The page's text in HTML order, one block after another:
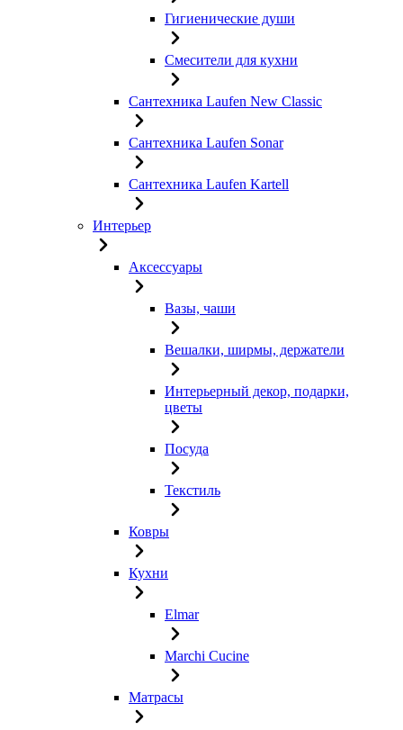
Гигиенические души
Смесители для кухни
Сантехника Laufen New Classic
Сантехника Laufen Sonar
Сантехника Laufen Kartell
Интерьер
Аксессуары
Вазы, чаши
Вешалки, ширмы, держатели
Интерьерный декор, подарки,
цветы
Посуда
Текстиль
Ковры
Кухни
Elmar
Marchi Cucine
Матрасы